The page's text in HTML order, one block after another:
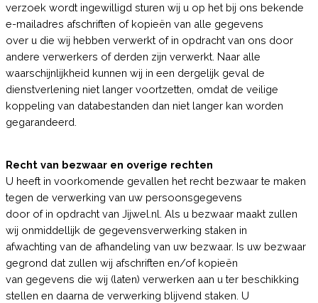
verzoek wordt ingewilligd sturen wij u op het bij ons bekende
e-mailadres afschriften of kopieën van alle gegevens
over u die wij hebben verwerkt of in opdracht van ons door
andere verwerkers of derden zijn verwerkt. Naar alle
waarschijnlijkheid kunnen wij in een dergelijk geval de
dienstverlening niet langer voortzetten, omdat de veilige
koppeling van databestanden dan niet langer kan worden
gegarandeerd.
Recht van bezwaar en overige rechten
U heeft in voorkomende gevallen het recht bezwaar te maken
tegen de verwerking van uw persoonsgegevens
door of in opdracht van Jijwel.nl. Als u bezwaar maakt zullen
wij onmiddellijk de gegevensverwerking staken in
afwachting van de afhandeling van uw bezwaar. Is uw bezwaar
gegrond dat zullen wij afschriften en/of kopieën
van gegevens die wij (laten) verwerken aan u ter beschikking
stellen en daarna de verwerking blijvend staken. U